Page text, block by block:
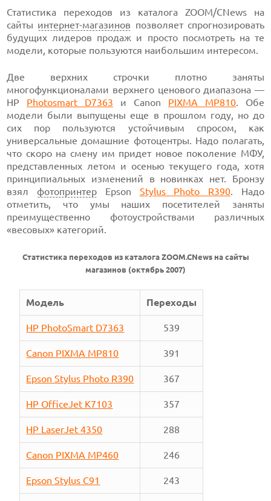
Статистика переходов из каталога ZOOM/CNews на
сайты интернет-магазинов позволяет спрогнозировать
будущих лидеров продаж и просто посмотреть на те
модели, которые пользуются наибольшим интересом.
Две верхних строчки плотно заняты
многофункционалами верхнего ценового диапазона —
HP Photosmart D7363 и Canon PIXMA MP810. Обе
модели были выпущены еще в прошлом году, но до
сих пор пользуются устойчивым спросом, как
универсальные домашние фотоцентры. Надо полагать,
что скоро на смену им придет новое поколение МФУ,
представленных летом и осенью текущего года, хотя
принципиальных изменений в новинках нет. Бронзу
взял фотопринтерEpson Stylus Photo R390. Надо
отметить, что умы наших посетителей заняты
преимущественно фотоустройствами различных
«весовых» категорий.
Статистика переходов из каталога ZOOM.CNews на сайты
магазинов (октябрь 2007)
Модель Переходы
HP PhotoSmart D7363 539
Canon PIXMA MP810 391
Epson Stylus Photo R390 367
HP OfficeJet K7103 357
HP LaserJet 4350 288
Canon PIXMA MP460 246
Epson Stylus C91 243